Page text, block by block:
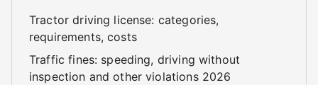
Tractor driving license: categories,
requirements, costs
Traffic fines: speeding, driving without
inspection and other violations 2026